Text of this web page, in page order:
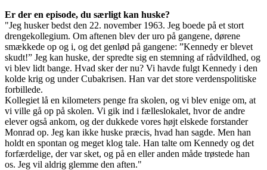
Er der en episode, du særligt kan huske?
"Jeg husker bedst den 22. november 1963. Jeg boede på et stort
drengekollegium. Om aftenen blev der uro på gangene, dørene
smækkede op og i, og det genlød på gangene: ”Kennedy er blevet
skudt!” Jeg kan huske, der spredte sig en stemning af rådvildhed, og
vi blev lidt bange. Hvad sker der nu? Vi havde fulgt Kennedy i den
kolde krig og under Cubakrisen. Han var det store verdenspolitiske
forbillede.
Kollegiet lå en kilometers penge fra skolen, og vi blev enige om, at
vi ville gå op på skolen. Vi gik ind i fælleslokalet, hvor de andre
elever også ankom, og der dukkede vores højt elskede forstander
Monrad op. Jeg kan ikke huske præcis, hvad han sagde. Men han
holdt en spontan og meget klog tale. Han talte om Kennedy og det
forfærdelige, der var sket, og på en eller anden måde trøstede han
os. Jeg vil aldrig glemme den aften."